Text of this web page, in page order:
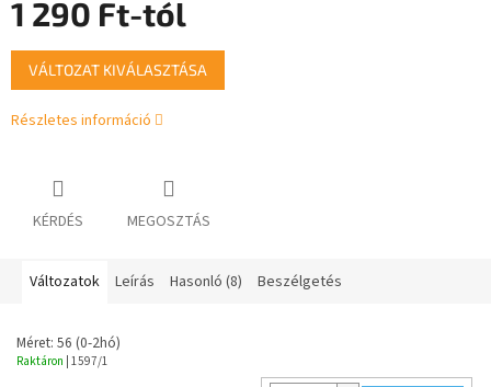
1 290 Ft-tól
Egységár:
VÁLTOZAT KIVÁLASZTÁSA
Részletes információ
KÉRDÉS MEGOSZTÁS
Változatok Leírás Hasonló (8) Beszélgetés
Méret: 56 (0-2hó)
Raktáron | 1597/1